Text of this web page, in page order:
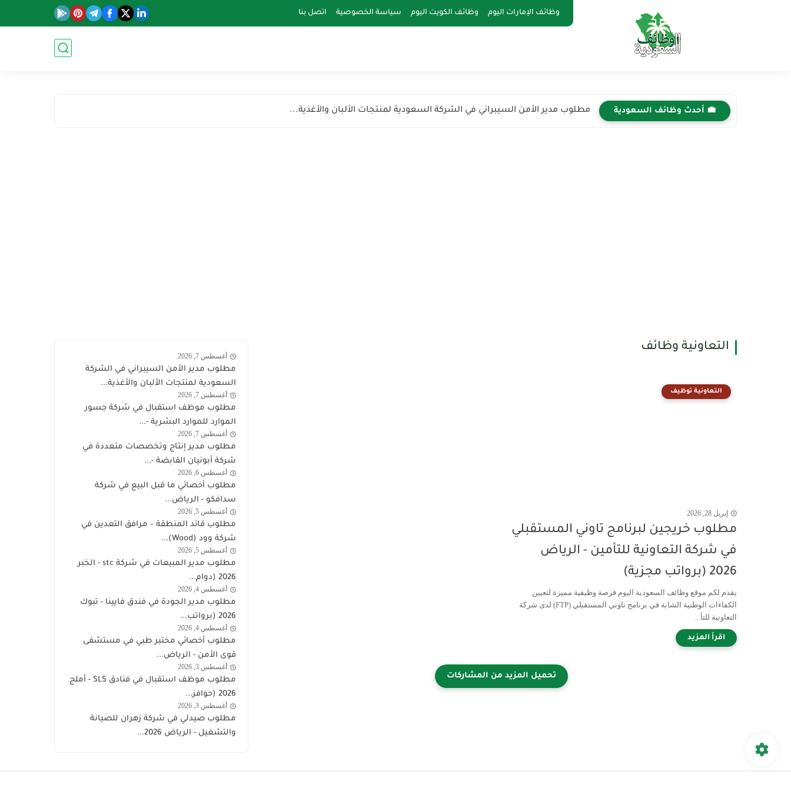
وظائف الإمارات اليوم وظائف الكويت اليوم سياسة الخصوصية اتصل بنا
💼 أحدث وظائف السعودية مطلوب مدير الأمن السيبراني في الشركة السعودية لمنتجات الألبان والأغذية...
التعاونية وظائف
التعاونية توظيف
إبريل 28, 2026
مطلوب خريجين لبرنامج تاوني المستقبلي
في شركة التعاونية للتأمين - الرياض
2026 (برواتب مجزية)
يقدم لكم موقع وظائف السعودية اليوم فرصة وظيفية مميزة لتعيين
الكفاءات الوطنية الشابة في برنامج تاوني المستقبلي (FTP) لدى شركة
التعاونية للتأ...
وظائف
السعودية
أغسطس 7, 2026
مطلوب مدير الأمن السيبراني في الشركة
السعودية لمنتجات الألبان والأغذية...
السعودية
أغسطس 7, 2026
مطلوب موظف استقبال في شركة جسور
الموارد للموارد البشرية -...
وظائف
السعودية
اليوم
أغسطس 7, 2026
مطلوب مدير إنتاج وتخصصات متعددة في
شركة أبونيان القابضة -...
الشركة
السعودية
لمنتجات
الألبان
والأغذية
أغسطس 6, 2026
مطلوب أخصائي ما قبل البيع في شركة
سدافكو - الرياض...
وظائف
السعودية
اليوم
أغسطس 5, 2026
مطلوب قائد المنطقة – مرافق التعدين في
شركة وود (Wood)...
stc
توظيف
أغسطس 5, 2026
مطلوب مدير المبيعات في شركة stc - الخبر
2026 (دوام...
وظائف
السعودية
اليوم
أغسطس 4, 2026
مطلوب مدير الجودة في فندق فايينا - تبوك
2026 (برواتب...
قوى
الامن
توظيف
أغسطس 4, 2026
مطلوب أخصائي مختبر طبي في مستشفى
قوى الأمن - الرياض...
وظائف
السعودية
اليوم
أغسطس 3, 2026
مطلوب موظف استقبال في فنادق SLS - أملج
2026 (حوافز...
السعودية
أغسطس 3, 2026
مطلوب صيدلي في شركة زهران للصيانة
والتشغيل - الرياض 2026...